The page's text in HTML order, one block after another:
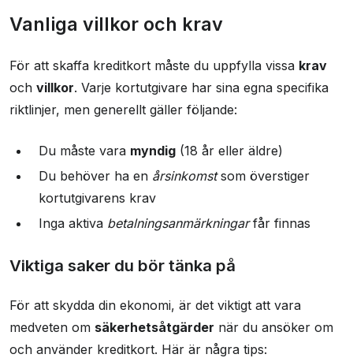
Vanliga villkor och krav
För att skaffa kreditkort måste du uppfylla vissa krav
och villkor. Varje kortutgivare har sina egna specifika
riktlinjer, men generellt gäller följande:
Du måste vara myndig(18 år eller äldre)
Du behöver ha en årsinkomstsom överstiger
kortutgivarens krav
Inga aktiva betalningsanmärkningarfår finnas
Viktiga saker du bör tänka på
För att skydda din ekonomi, är det viktigt att vara
medveten om säkerhetsåtgärder när du ansöker om
och använder kreditkort. Här är några tips: